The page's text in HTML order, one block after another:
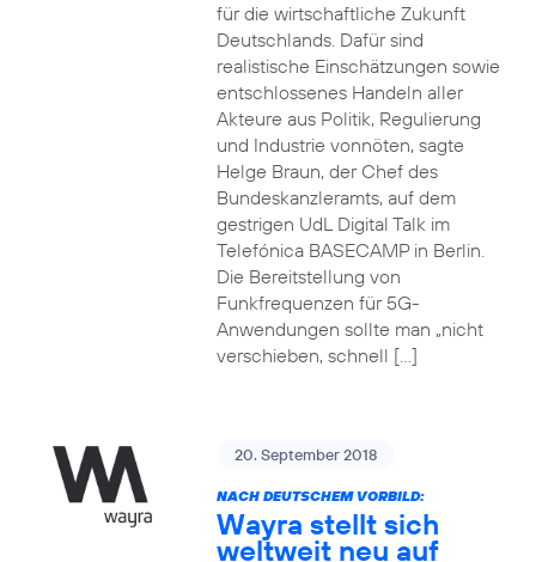
für die wirtschaftliche Zukunft
Deutschlands. Dafür sind
realistische Einschätzungen sowie
entschlossenes Handeln aller
Akteure aus Politik, Regulierung
und Industrie vonnöten, sagte
Helge Braun, der Chef des
Bundeskanzleramts, auf dem
gestrigen UdL Digital Talk im
Telefónica BASECAMP in Berlin.
Die Bereitstellung von
Funkfrequenzen für 5G-
Anwendungen sollte man „nicht
verschieben, schnell […]
20. September 2018
NACH DEUTSCHEM VORBILD:
Wayra stellt sich
weltweit neu auf